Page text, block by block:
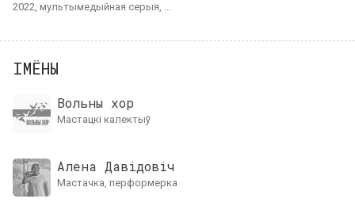
2022, мультымедыйная серыя, перфарматыўная серыя. 3 часткі. Відэа-дакументацыя, агульная працягласць: 49'00"
ІМЁНЫ
Вольны хор
мастацкі калектыў
Алена Давідовіч
мастачка, перформерка